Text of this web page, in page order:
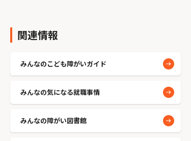
関連情報
みんなのこども障がいガイド
みんなの気になる就職事情
みんなの障がい図書館